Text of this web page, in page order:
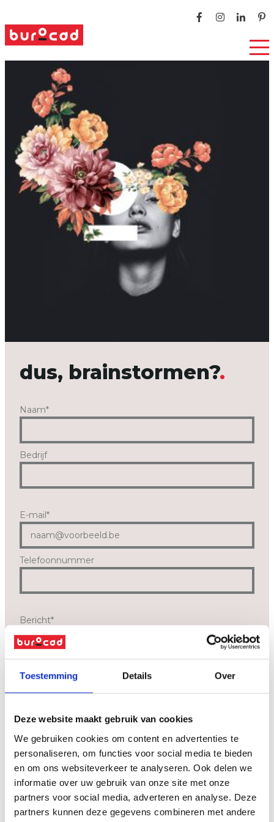
Toestemming Details Over
Deze website maakt gebruik van cookies
We gebruiken cookies om content en advertenties te
personaliseren, om functies voor social media te bieden
en om ons websiteverkeer te analyseren. Ook delen we
informatie over uw gebruik van onze site met onze
partners voor social media, adverteren en analyse. Deze
partners kunnen deze gegevens combineren met andere
dus, brainstormen?
Naam*
Bedrijf
E-mail*
Telefoonnummer
Bericht*
Ik geef toestemming dat Burocad bovenstaande gegevens zal
verwerken en bewaren zoals beschreven in de
privacyverklaring.
verzenden